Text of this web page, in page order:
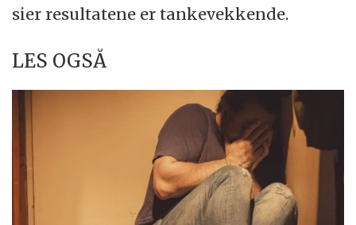
sier resultatene er tankevekkende.
LES OGSÅ